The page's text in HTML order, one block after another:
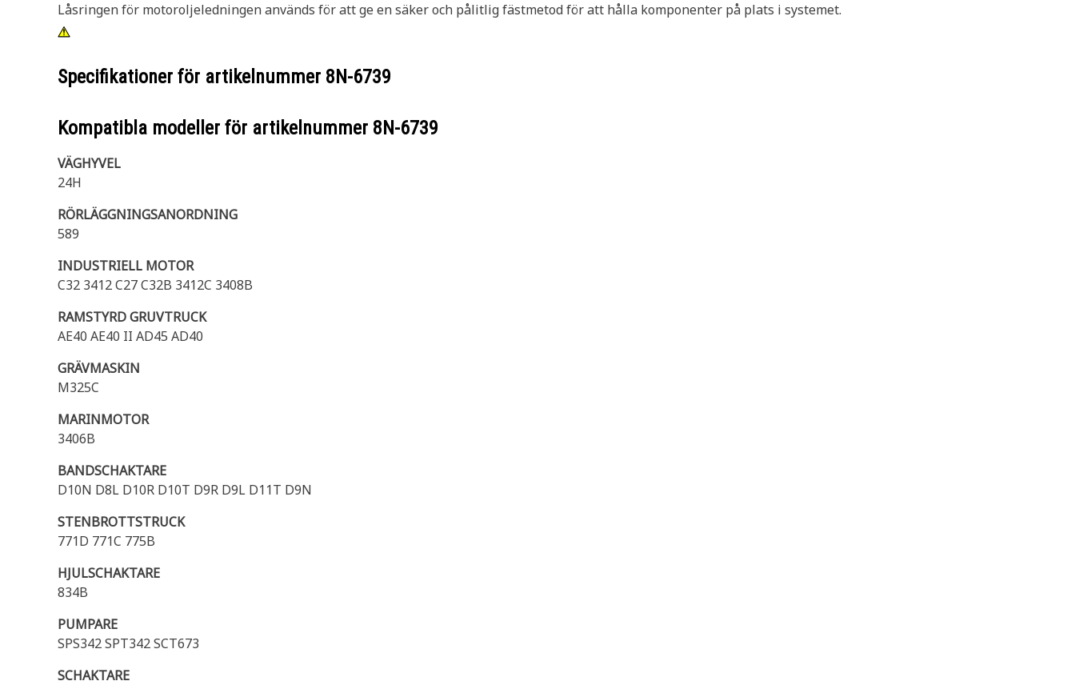
Låsringen för motoroljeledningen används för att ge en säker och pålitlig fästmetod för att hålla komponenter på plats i systemet.
Specifikationer för artikelnummer 8N-6739
Kompatibla modeller för artikelnummer 8N-6739
VÄGHYVEL
24H
RÖRLÄGGNINGSANORDNING
589
INDUSTRIELL MOTOR
C32 3412 C27 C32B 3412C 3408B
RAMSTYRD GRUVTRUCK
AE40 AE40 II AD45 AD40
GRÄVMASKIN
M325C
MARINMOTOR
3406B
BANDSCHAKTARE
D10N D8L D10R D10T D9R D9L D11T D9N
STENBROTTSTRUCK
771D 771C 775B
HJULSCHAKTARE
834B
PUMPARE
SPS342 SPT342 SCT673
SCHAKTARE